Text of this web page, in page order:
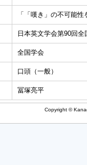
「「嘆き」の不可能
日本英文学会第90回
全国学会
口頭（一般）
冨塚亮平
Copyright ©